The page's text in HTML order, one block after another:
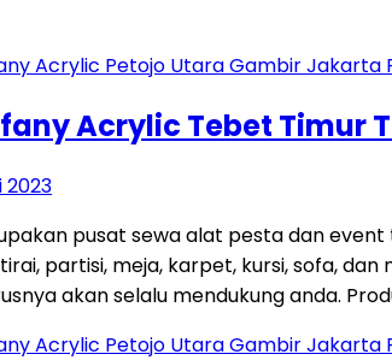
Acrylic Tebet Timur
2023
pusat sewa alat pesta dan
partisi, meja, karpet, kursi, sofa,
akan selalu mendukung anda.